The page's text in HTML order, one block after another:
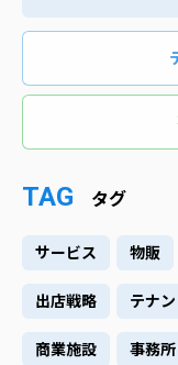
TAG タグ
サービス 物販
出店戦略 テナ
商業施設 事務